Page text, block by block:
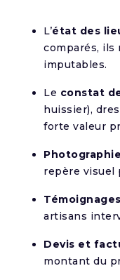
L’état des
comparés, ils
imputables.
Le constat
huissier),
forte valeur
repère visuel
artisans
Devis et
montant du